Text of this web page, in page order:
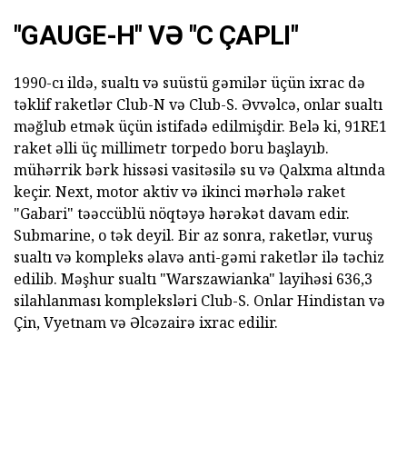
"GAUGE-H" VƏ "C ÇAPLI"
1990-cı ildə, sualtı və suüstü gəmilər üçün ixrac də
təklif raketlər Club-N və Club-S. Əvvəlcə, onlar sualtı
məğlub etmək üçün istifadə edilmişdir. Belə ki, 91RE1
raket əlli üç millimetr torpedo boru başlayıb.
mühərrik bərk hissəsi vasitəsilə su və Qalxma altında
keçir. Next, motor aktiv və ikinci mərhələ raket
"Gabari" təəccüblü nöqtəyə hərəkət davam edir.
Submarine, o tək deyil. Bir az sonra, raketlər, vuruş
sualtı və kompleks əlavə anti-gəmi raketlər ilə təchiz
edilib. Məşhur sualtı "Warszawianka" layihəsi 636,3
silahlanması kompleksləri Club-S. Onlar Hindistan və
Çin, Vyetnam və Əlcəzairə ixrac edilir.